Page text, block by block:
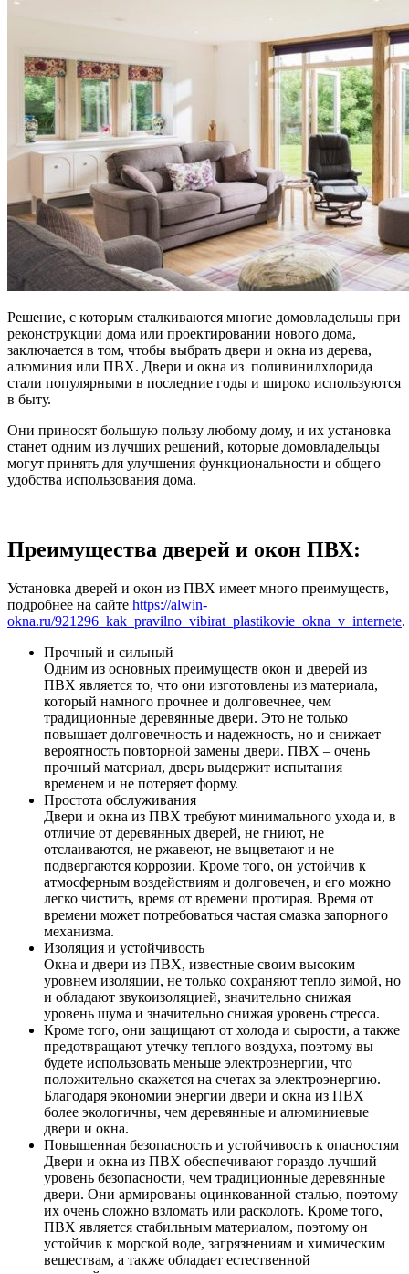
Решение, с которым сталкиваются многие домовладельцы при
реконструкции дома или проектировании нового дома,
заключается в том, чтобы выбрать двери и окна из дерева,
алюминия или ПВХ. Двери и окна из поливинилхлорида
стали популярными в последние годы и широко используются
в быту.
Они приносят большую пользу любому дому, и их установка
станет одним из лучших решений, которые домовладельцы
могут принять для улучшения функциональности и общего
удобства использования дома.
Преимущества дверей и окон ПВХ:
Установка дверей и окон из ПВХ имеет много преимуществ,
подробнее на сайте https://alwin-
okna.ru/921296_kak_pravilno_vibirat_plastikovie_okna_v_internete.
Прочный и сильный
Одним из основных преимуществ окон и дверей из
ПВХ является то, что они изготовлены из материала,
который намного прочнее и долговечнее, чем
традиционные деревянные двери. Это не только
повышает долговечность и надежность, но и снижает
вероятность повторной замены двери. ПВХ – очень
прочный материал, дверь выдержит испытания
временем и не потеряет форму.
Простота обслуживания
Двери и окна из ПВХ требуют минимального ухода и, в
отличие от деревянных дверей, не гниют, не
отслаиваются, не ржавеют, не выцветают и не
подвергаются коррозии. Кроме того, он устойчив к
атмосферным воздействиям и долговечен, и его можно
легко чистить, время от времени протирая. Время от
времени может потребоваться частая смазка запорного
механизма.
Изоляция и устойчивость
Окна и двери из ПВХ, известные своим высоким
уровнем изоляции, не только сохраняют тепло зимой, но
и обладают звукоизоляцией, значительно снижая
уровень шума и значительно снижая уровень стресса.
Кроме того, они защищают от холода и сырости, а также
предотвращают утечку теплого воздуха, поэтому вы
будете использовать меньше электроэнергии, что
положительно скажется на счетах за электроэнергию.
Благодаря экономии энергии двери и окна из ПВХ
более экологичны, чем деревянные и алюминиевые
двери и окна.
Повышенная безопасность и устойчивость к опасностям
Двери и окна из ПВХ обеспечивают гораздо лучший
уровень безопасности, чем традиционные деревянные
двери. Они армированы оцинкованной сталью, поэтому
их очень сложно взломать или расколоть. Кроме того,
ПВХ является стабильным материалом, поэтому он
устойчив к морской воде, загрязнениям и химическим
веществам, а также обладает естественной